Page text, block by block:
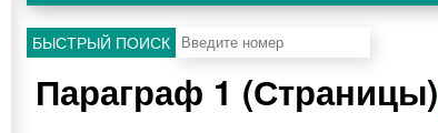
БЫСТРЫЙ ПОИСК
Параграф 1 (Страницы)